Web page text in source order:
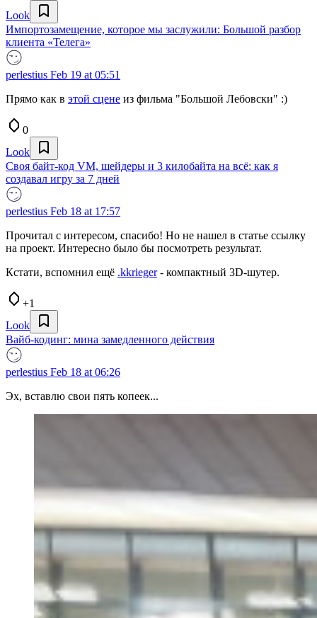
Look
Импортозамещение, которое мы заслужили: Большой разбор
клиента «Телега»
perlestius Feb 19 at 05:51
Прямо как в этой сцене из фильма "Большой Лебовски" :)
0
Look
Своя байт-код VM, шейдеры и 3 килобайта на всё: как я
создавал игру за 7 дней
perlestius Feb 18 at 17:57
Прочитал с интересом, спасибо! Но не нашел в статье ссылку
на проект. Интересно было бы посмотреть результат.
Кстати, вспомнил ещё .kkrieger- компактный 3D-шутер.
+1
Look
Вайб-кодинг: мина замедленного действия
perlestius Feb 18 at 06:26
Эх, вставлю свои пять копеек...